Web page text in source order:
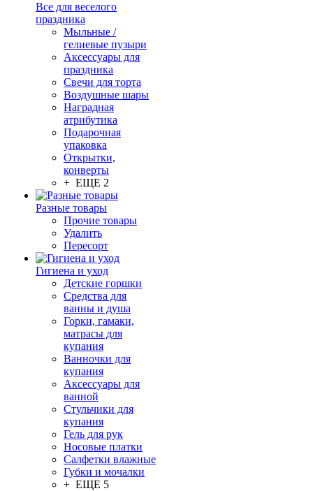
Все для веселого
праздника
Мыльные /
гелиевые пузыри
Аксессуары для
праздника
Свечи для торта
Воздушные шары
Наградная
атрибутика
Подарочная
упаковка
Открытки,
конверты
+ ЕЩЕ 2
Разные товары
Прочие товары
Удалить
Пересорт
Гигиена и уход
Детские горшки
Средства для
ванны и душа
Горки, гамаки,
матрасы для
купания
Ванночки для
купания
Аксессуары для
ванной
Стульчики для
купания
Гель для рук
Носовые платки
Салфетки влажные
Губки и мочалки
+ ЕЩЕ 5